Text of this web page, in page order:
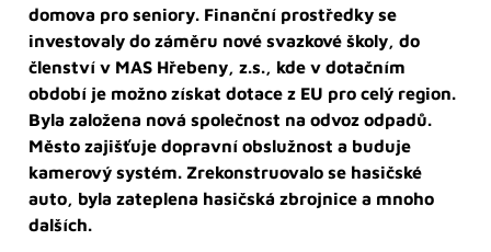
domova pro seniory. Finanční prostředky se
investovaly do záměru nové svazkové školy, do
členství v MAS Hřebeny, z.s., kde v dotačním
období je možno získat dotace z EU pro celý region.
Byla založena nová společnost na odvoz odpadů.
Město zajišťuje dopravní obslužnost a buduje
kamerový systém. Zrekonstruovalo se hasičské
auto, byla zateplena hasičská zbrojnice a mnoho
dalších.